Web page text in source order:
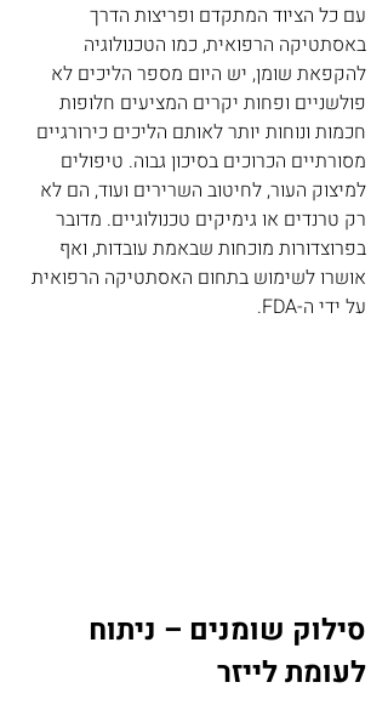
עם כל הציוד המתקדם ופריצות הדרך
באסתטיקה הרפואית, כמו הטכנולוגיה
להקפאת שומן, יש היום מספר הליכים לא
פולשניים ופחות יקרים המציעים חלופות
חכמות ונוחות יותר לאותם הליכים כירורגיים
מסורתיים הכרוכים בסיכון גבוה. טיפולים
למיצוק העור, לחיטוב השרירים ועוד, הם לא
רק טרנדים או גימיקים טכנולוגיים. מדובר
בפרוצדורות מוכחות שבאמת עובדות, ואף
אושרו לשימוש בתחום האסתטיקה הרפואית
על ידי ה-FDA.
סילוק שומנים – ניתוח
לעומת לייזר